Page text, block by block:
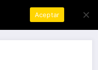
Aceptar